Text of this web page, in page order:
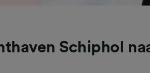
Schiphol